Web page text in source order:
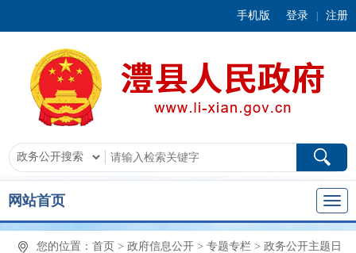
手机版 登录 注册
网站首页
您的位置： 首页 > 政府信息公开 > 专题专栏 > 政务公开主题日